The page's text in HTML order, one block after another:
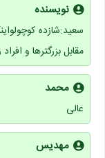
نویسنده
سعید:شازده
مقابل بزرگترها و
محمد
عالی
مهدیس